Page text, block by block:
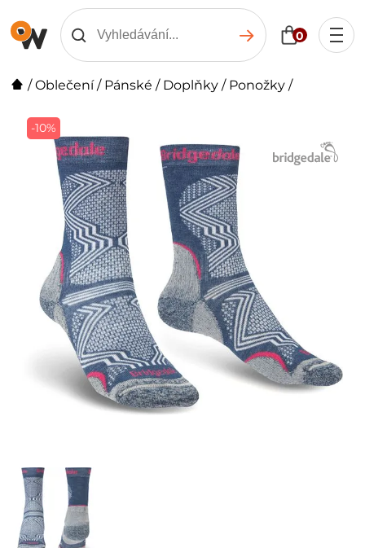
0
/Oblečení/ Pánské / Doplňky / Ponožky /
-10%